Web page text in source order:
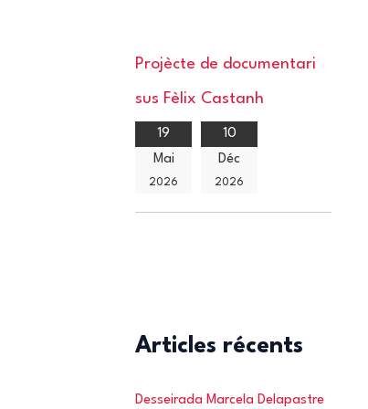
Projècte de documentari
sus Fèlix Castanh
19
Mai
2026
10
Déc
2026
Articles récents
Desseirada Marcela Delapastre